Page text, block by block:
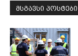
მსგავსი პოსტები